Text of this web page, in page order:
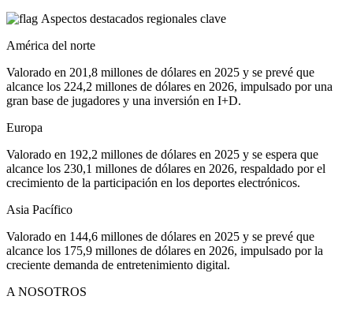
Aspectos destacados regionales clave
América del norte
Valorado en 201,8 millones de dólares en 2025 y se prevé que
alcance los 224,2 millones de dólares en 2026, impulsado por una
gran base de jugadores y una inversión en I+D.
Europa
Valorado en 192,2 millones de dólares en 2025 y se espera que
alcance los 230,1 millones de dólares en 2026, respaldado por el
crecimiento de la participación en los deportes electrónicos.
Asia Pacífico
Valorado en 144,6 millones de dólares en 2025 y se prevé que
alcance los 175,9 millones de dólares en 2026, impulsado por la
creciente demanda de entretenimiento digital.
A NOSOTROS